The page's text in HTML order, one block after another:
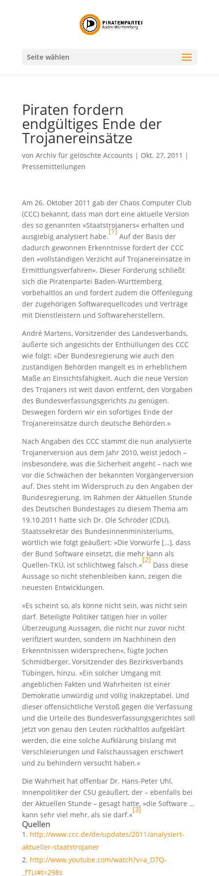
Seite wählen
Piraten fordern
endgültiges Ende der
Trojanereinsätze
von Archiv für gelöschte Accounts | Okt. 27, 2011 |
Pressemitteilungen
Am 26. Oktober 2011 gab der Chaos Computer Club
(CCC) bekannt, dass man dort eine aktuelle Version
des so genannten »Staatstrojaners« erhalten und
ausgiebig analysiert habe.
[1]
Auf der Basis der
dadurch gewonnen Erkenntnisse fordert der CCC
den »vollständigen Verzicht auf Trojanereinsätze in
Ermittlungsverfahren«. Dieser Forderung schließt
sich die Piratenpartei Baden-Württemberg
vorbehaltlos an und fordert zudem die Offenlegung
der zugehörigen Softwarequellcodes und Verträge
mit Dienstleistern und Softwareherstellern.
André Martens, Vorsitzender des Landesverbands,
äußerte sich angesichts der Enthüllungen des CCC
wie folgt: »Der Bundesregierung wie auch den
zuständigen Behörden mangelt es in erheblichem
Maße an Einsichtsfähigkeit. Auch die neue Version
des Trojaners ist weit davon entfernt, den Vorgaben
des Bundesverfassungsgerichts zu genügen.
Deswegen fordern wir ein sofortiges Ende der
Trojanereinsätze durch deutsche Behörden.«
Nach Angaben des CCC stammt die nun analysierte
Trojanerversion aus dem Jahr 2010, weist jedoch –
insbesondere, was die Sicherheit angeht – nach wie
vor die Schwächen der bekannten Vorgängerversion
auf. Dies steht im Widerspruch zu den Angaben der
Bundesregierung. Im Rahmen der Aktuellen Stunde
des Deutschen Bundestages zu diesem Thema am
19.10.2011 hatte sich Dr. Ole Schröder (CDU),
Staatssekretär des Bundesinnenministeriums,
wörtlich wie folgt geäußert: »Die Vorwürfe […], dass
der Bund Software einsetzt, die mehr kann als
Quellen-TKÜ, ist schlichtweg falsch.«
[2]
Dass diese
Aussage so nicht stehenbleiben kann, zeigen die
neuesten Entwicklungen.
»Es scheint so, als könne nicht sein, was nicht sein
darf. Beteiligte Politiker tätigen hier in voller
Überzeugung Aussagen, die nicht nur zuvor nicht
verifiziert wurden, sondern im Nachhinein den
Erkenntnissen widersprechen«, fügte Jochen
Schmidberger, Vorsitzender des Bezirksverbands
Tübingen, hinzu. »Ein solcher Umgang mit
angeblichen Fakten und Wahrheiten ist einer
Demokratie unwürdig und völlig inakzeptabel. Und
dieser offensichtliche Verstoß gegen die Verfassung
und die Urteile des Bundesverfassungsgerichtes soll
jetzt von genau den Leuten rückhaltlos aufgeklärt
werden, die eine solche Aufklärung bislang mit
Verschleierungen und Falschaussagen erschwert
und zu behindern versucht haben.«
Die Wahrheit hat offenbar Dr. Hans-Peter Uhl,
Innenpolitiker der CSU geäußert, der – ebenfalls bei
der Aktuellen Stunde – gesagt hatte, »die Software …
kann sehr viel mehr, als sie darf.«
[3]
Quellen
http://www.ccc.de/de/updates/2011/analysiert-
aktueller-staatstrojaner
http://www.youtube.com/watch?v=a_D7Q-
_fTLI#t=298s